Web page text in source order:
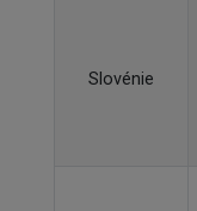
Slovénie